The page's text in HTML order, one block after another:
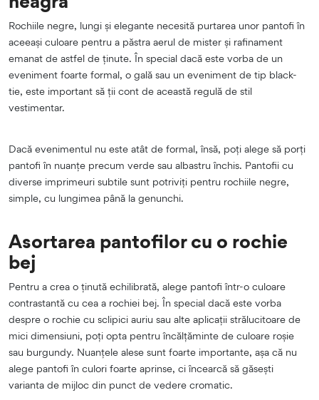
Rochiile negre, lungi și elegante necesită purtarea unor pantofi în
aceeași culoare pentru a păstra aerul de mister și rafinament
emanat de astfel de ținute. În special dacă este vorba de un
eveniment foarte formal, o gală sau un eveniment de tip black-
tie, este important să ții cont de această regulă de stil
vestimentar.
Dacă evenimentul nu este atât de formal, însă, poți alege să porți
pantofi în nuanțe precum verde sau albastru închis. Pantofii cu
diverse imprimeuri subtile sunt potriviți pentru rochiile negre,
simple, cu lungimea până la genunchi.
Asortarea pantofilor cu o rochie
bej
Pentru a crea o ținută echilibrată, alege pantofi într-o culoare
contrastantă cu cea a rochiei bej. În special dacă este vorba
despre o rochie cu sclipici auriu sau alte aplicații strălucitoare de
mici dimensiuni, poți opta pentru încălțăminte de culoare roșie
sau burgundy. Nuanțele alese sunt foarte importante, așa că nu
alege pantofi în culori foarte aprinse, ci încearcă să găsești
varianta de mijloc din punct de vedere cromatic.